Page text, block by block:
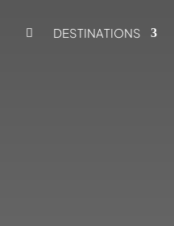
DESTINATIONS